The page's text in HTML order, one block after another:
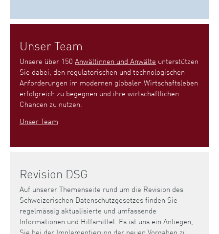
Unser Team
Unsere über 150 Anwältinnen und Anwälte unterstützen
Sie dabei, den regulatorischen und technologischen
Anforderungen im modernen globalen Wirtschaftsleben
erfolgreich zu begegnen und ihre wirtschaftlichen
Chancen zu nutzen.
Unser Team
Revision DSG
Auf unserer Themenseite rund um die Revision des
Schweizerischen Datenschutzgesetzes finden Sie
regelmässig aktualisierte und umfassende
Informationen und Hilfsmittel. Es ist uns ein Anliegen,
Sie bei der Implementierung der neuen Vorgaben zu